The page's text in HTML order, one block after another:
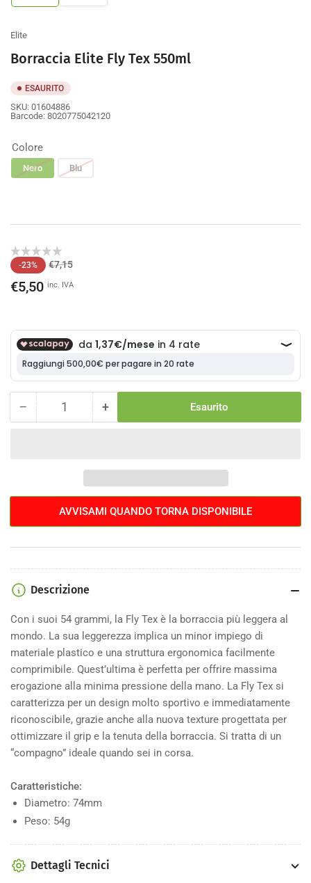
galleria
galleria
Elite
Borraccia Elite Fly Tex 550ml
ESAURITO
SKU: 01604886
Barcode: 8020775042120
Colore
Nero Blu
Prezzo
di
listino
-23% €7,15Prezzo
€5,50 inc. IVA
− Diminuisci
Fly
550ml
Quantità +Aumenta
Borraccia
Elite
Fly
Tex
550ml
Esaurito
AVVISAMI QUANDO TORNA DISPONIBILE
Descrizione
Con i suoi 54 grammi, la Fly Tex è la borraccia più leggera al
mondo. La sua leggerezza implica un minor impiego di
materiale plastico e una struttura ergonomica facilmente
comprimibile. Quest’ultima è perfetta per offrire massima
erogazione alla minima pressione della mano. La Fly Tex si
caratterizza per un design molto sportivo e immediatamente
riconoscibile, grazie anche alla nuova texture progettata per
ottimizzare il grip e la tenuta della borraccia. Si tratta di un
“compagno” ideale quando sei in corsa.
Caratteristiche:
Diametro: 74mm
Peso: 54g
Dettagli Tecnici